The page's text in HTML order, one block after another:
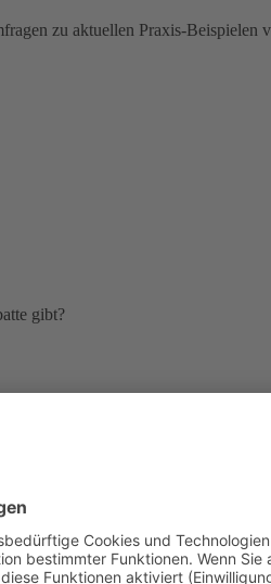
zu aktuellen Praxis-
gibt?